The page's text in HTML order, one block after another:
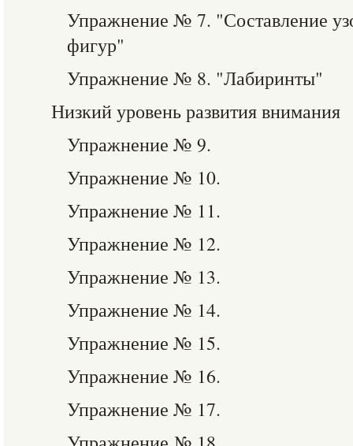
Упражнение № 7. "Составление
фигур"
Упражнение № 8. "Лабиринты"
Низкий уровень развития внимания
Упражнение № 9.
Упражнение № 10.
Упражнение № 11.
Упражнение № 12.
Упражнение № 13.
Упражнение № 14.
Упражнение № 15.
Упражнение № 16.
Упражнение № 17.